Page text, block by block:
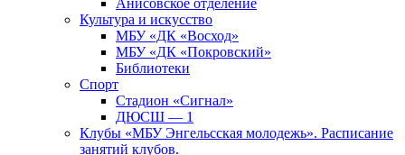
Анисовское отделение
Культура и искусство
МБУ «ДК «Восход»
МБУ «ДК «Покровский»
Библиотеки
Спорт
Стадион «Сигнал»
ДЮСШ — 1
Клубы «МБУ Энгельсская молодежь». Расписание
занятий клубов.